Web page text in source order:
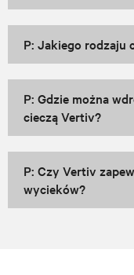
P: Jakiego rodzaju
P: Gdzie można
cieczą Vertiv?
P: Czy Vertiv
wycieków?